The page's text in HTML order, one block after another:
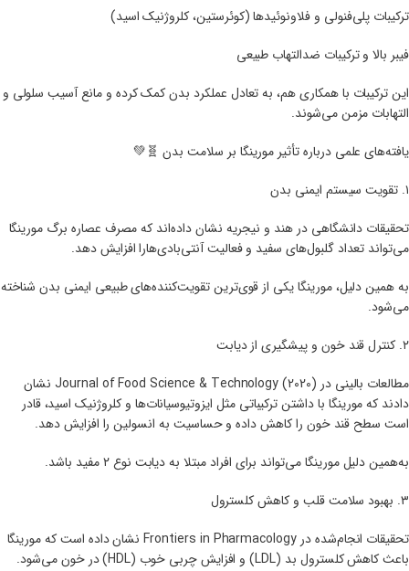
ترکیبات پلی‌فنولی و فلاونوئیدها (کوئرستین، کلروژنیک اسید)
فیبر بالا و ترکیبات ضدالتهاب طبیعی
این ترکیبات با همکاری هم، به تعادل عملکرد بدن کمک کرده و مانع آسیب سلولی و
التهابات مزمن می‌شوند.
یافته‌های علمی درباره تأثیر مورینگا بر سلامت بدن 🧬💚
۱. تقویت سیستم ایمنی بدن
تحقیقات دانشگاهی در هند و نیجریه نشان داده‌اند که مصرف عصاره برگ مورینگا
می‌تواند تعداد گلبول‌های سفید و فعالیت آنتی‌بادی‌هارا افزایش دهد.
به همین دلیل، مورینگا یکی از قوی‌ترین تقویت‌کننده‌های طبیعی ایمنی بدن شناخته
می‌شود.
۲. کنترل قند خون و پیشگیری از دیابت
مطالعات بالینی در Journal of Food Science & Technology (2020) نشان
دادند که مورینگا با داشتن ترکیباتی مثل ایزو‌تیوسیانات‌ها و کلروژنیک اسید، قادر
است سطح قند خون را کاهش داده و حساسیت به انسولین را افزایش دهد.
به‌همین دلیل مورینگا می‌تواند برای افراد مبتلا به دیابت نوع ۲ مفید باشد.
۳. بهبود سلامت قلب و کاهش کلسترول
تحقیقات انجام‌شده در Frontiers in Pharmacology نشان داده است که مورینگا
باعث کاهش کلسترول بد (LDL) و افزایش چربی خوب (HDL) در خون می‌شود.